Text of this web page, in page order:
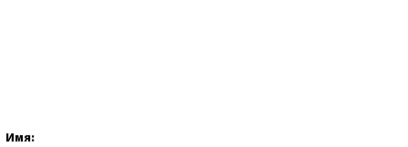
Имя: